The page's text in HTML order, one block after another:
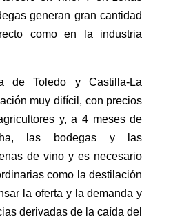
generan gran cantidad
como en la industria
de Toledo y Castilla-La
muy difícil, con precios
y, a 4 meses de
las bodegas y las
de vino y es necesario
como la destilación
la oferta y la demanda y
derivadas de la caída del